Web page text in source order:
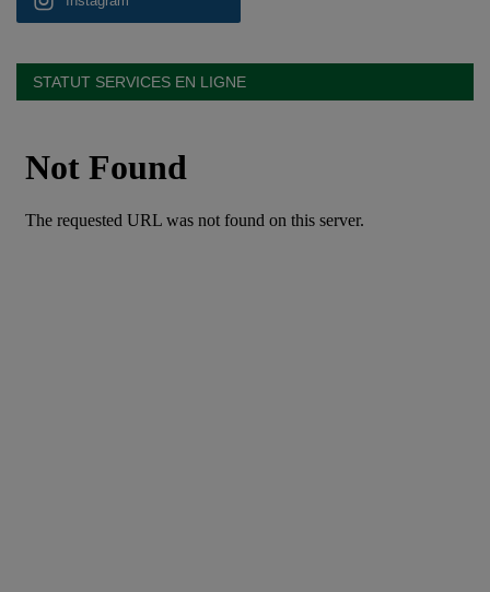
STATUT SERVICES EN LIGNE